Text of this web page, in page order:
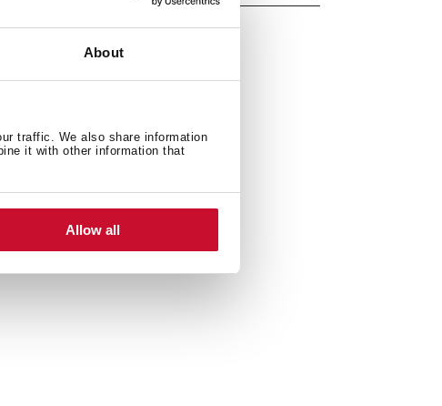
About
traffic. We also share information
it with other information that
Allow all